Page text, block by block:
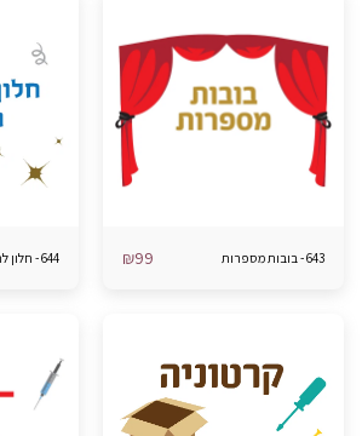
643 - בובות מספרות ₪99 644 - חלון לתאטרון